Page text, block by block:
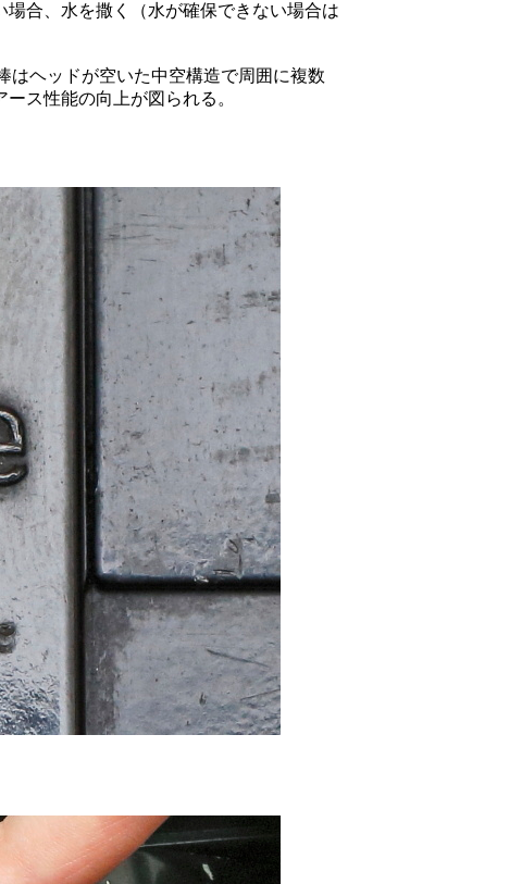
合、水を撒く（水が確保できない場合は
はヘッドが空いた中空構造で周囲に複数
ス性能の向上が図られる。